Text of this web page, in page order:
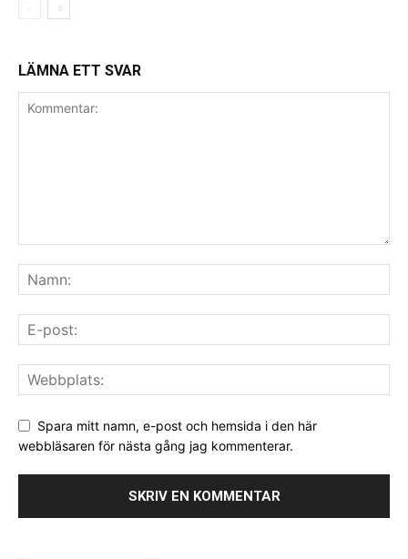
LÄMNA ETT SVAR
Spara mitt namn, e-post och hemsida i den här
webbläsaren för nästa gång jag kommenterar.